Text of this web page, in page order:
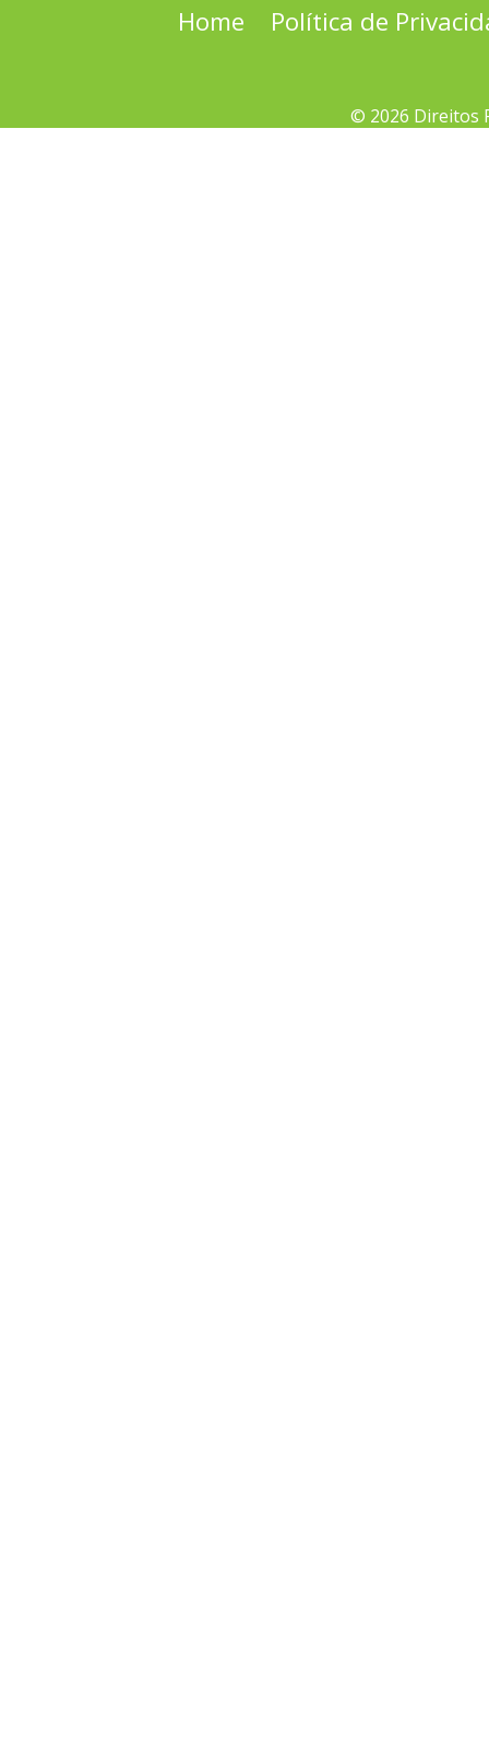
Home Política de
© 2026 Direitos